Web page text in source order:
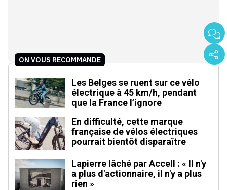
ON VOUS RECOMMANDE
Les Belges se ruent sur ce vélo
électrique à 45 km/h, pendant
que la France l’ignore
En difficulté, cette marque
française de vélos électriques
pourrait bientôt disparaître
Lapierre lâché par Accell : « Il n'y
a plus d'actionnaire, il n'y a plus
rien »